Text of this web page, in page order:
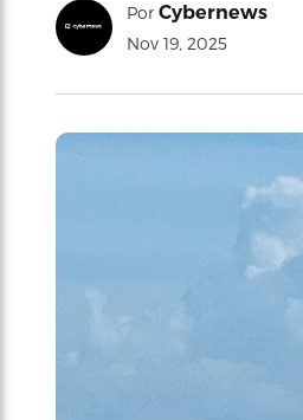
Por Cybernews
Nov 19, 2025